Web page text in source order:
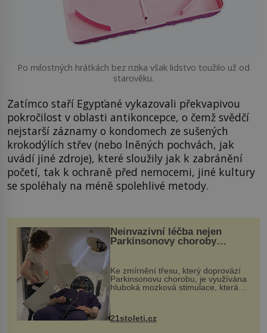
Po milostných hrátkách bez rizika však lidstvo toužilo už od
starověku.
Zatímco staří Egypťané vykazovali překvapivou
pokročilost v oblasti antikoncepce, o čemž svědčí
nejstarší záznamy o kondomech ze sušených
krokodýlích střev (nebo lněných pochvách, jak
uvádí jiné zdroje), které sloužily jak k zabránění
početí, tak k ochraně před nemocemi, jiné kultury
se spoléhaly na méně spolehlivé metody.
Neinvazivní léčba nejen
Parkinsonovy choroby
Ke zmírnění třesu, který doprovází
Parkinsonovu chorobu, je využívána
hluboká mozková stimulace, která
však vyžaduje vysoce invazivní
zákrok. Ultrazvuk zase není vhodný
k dostatečně přesnému zacílení ...
21stoleti.cz